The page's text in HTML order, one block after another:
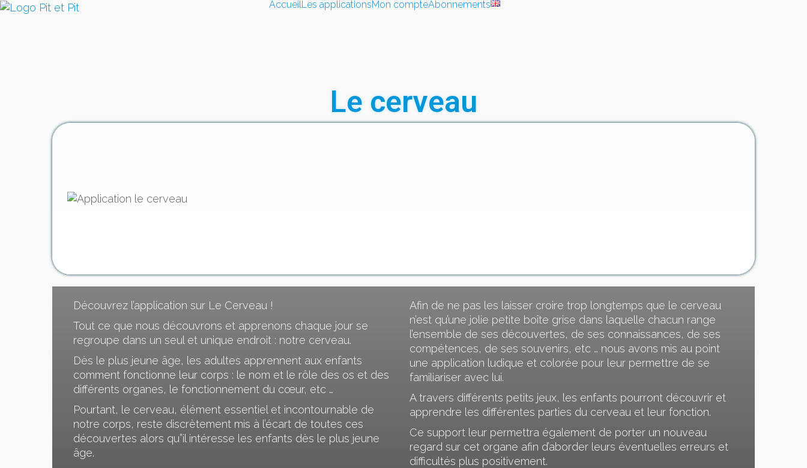
AccueilLes applicationsMon compteAbonnements
Le cerveau
Découvrez l’application sur Le Cerveau !
Tout ce que nous découvrons et apprenons chaque jour se
regroupe dans un seul et unique endroit : notre cerveau.
Dès le plus jeune âge, les adultes apprennent aux enfants
comment fonctionne leur corps : le nom et le rôle des os et des
différents organes, le fonctionnement du cœur, etc …
Pourtant, le cerveau, élément essentiel et incontournable de
notre corps, reste discrètement mis à l’écart de toutes ces
découvertes alors qu”il intéresse les enfants dès le plus jeune
âge.
Afin de ne pas les laisser croire trop longtemps que le cerveau
n’est qu’une jolie petite boîte grise dans laquelle chacun range
l’ensemble de ses découvertes, de ses connaissances, de ses
compétences, de ses souvenirs, etc … nous avons mis au point
une application ludique et colorée pour leur permettre de se
familiariser avec lui.
A travers différents petits jeux, les enfants pourront découvrir et
apprendre les différentes parties du cerveau et leur fonction.
Ce support leur permettra également de porter un nouveau
regard sur cet organe afin d’aborder leurs éventuelles erreurs et
difficultés plus positivement.